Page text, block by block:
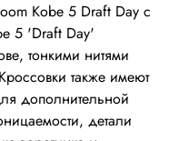
Kobe 5 Draft Day с
5 'Draft Day'
тонкими нитями
также имеют
дополнительной
детали